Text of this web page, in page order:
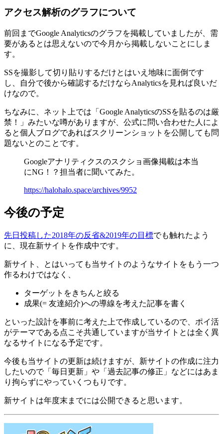
アクセス解析のグラフについて
前回までGoogle Analyticsのグラフを掲載していましたが、需
要があるとは思えないので今月から掲載しないことにしま
す。
SSを撮影して切り貼りするだけとはいえ地味に面倒です
し、自分で後から確認するだけならAnalyticsを見れば良いだ
けなので。
ちなみに、ネット上では「Google AnalyticsのSSを貼るのは厳
禁！」みたいな噂がありますが、公式に問い合わせた人によ
ると個人ブログであればスクリーンショットを公開しても問
題ないとのことです。
Googleアナリティクスのスクショ画像掲載は本当
にNG！？担当者に聞いてみた。
https://halohalo.space/archives/9952
今後の予定
先日投稿した2018年の反省&2019年の目標でも触れたよう
に、現在新サイトを作成中です。
新サイト、とはいっても当サイトのようなサイトをもう一つ
作るわけではなく、
ターゲットをきちんと絞る
成果(= 友達紹介)への導線を考えた記事を書く
といった設計を事前に考えた上で作成しているので、ポイ活
がテーマである点こそ共通していますが当サイトとは全く異
なるサイトになる予定です。
今後も当サイトの更新は続けますが、新サイトの作成に注力
したいので「毎日更新」や「過去記事の修正」などにはあま
り拘らずにやっていくつもりです。
新サイトは年度末までには公開できると思います。